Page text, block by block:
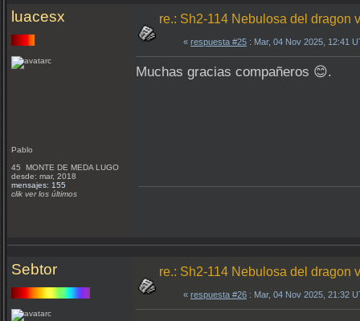
luacesx
Pablo
45 MONTE DE MEDA LUGO
desde: mar, 2018
mensajes: 155
clik ver los últimos
re.: Sh2-114 Nebulosa del dragon
« respuesta #25 : Mar, 04 Nov 2025, 12:41
Muchas gracias compañeros 😊.
Sebtor re.: Sh2-114 Nebulosa del dragon
« respuesta #26 : Mar, 04 Nov 2025, 21:32